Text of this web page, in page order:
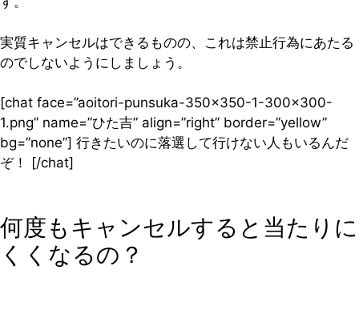
実質キャンセルはできるものの、これは禁止行為にあたる
のでしないようにしましょう。
[chat face=”aoitori-punsuka-350×350-1-300×300-
1.png” name=”ひた吉” align=”right” border=”yellow”
bg=”none”] 行きたいのに落選して行けない人もいるんだ
ぞ！ [/chat]
何度もキャンセルすると当たりに
くくなるの？